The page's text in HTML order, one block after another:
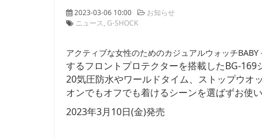
2023-03-06 10:00
お知らせ
ニュース G-SHOCK
アクティブな女性のためのカジュアルウォッチBABY
するフロントプロテクターを搭載したBG-169
20気圧防水やワールドタイム、ストップウオ
オンでもオフでも着けるシーンを選ばずお使
2023年3月10日(金)発売